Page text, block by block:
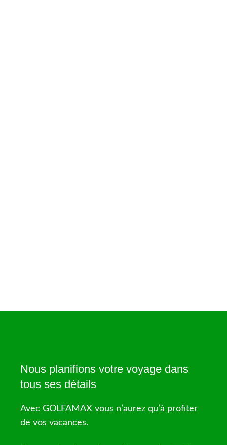
Nous planifions votre voyage dans
tous ses détails
Avec GOLFAMAX vous n’aurez qu’à profiter
de vos vacances.